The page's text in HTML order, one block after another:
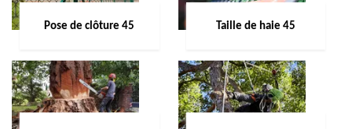
Pose de clôture 45 Taille de haie 45